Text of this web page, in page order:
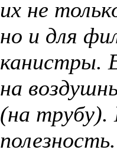
их не
но и для
канистры.
на
(на трубу).